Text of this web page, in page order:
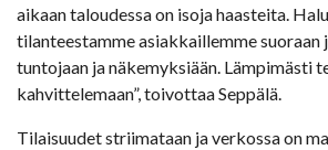
aikaan taloudessa on isoja haasteita.
tilanteestamme asiakkaillemme suoraan
tuntojaan ja näkemyksiään. Lämpimästi
kahvittelemaan”, toivottaa Seppälä.
Tilaisuudet striimataan ja verkossa on